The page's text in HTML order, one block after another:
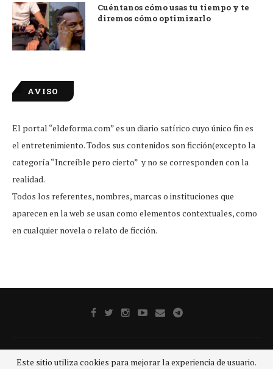
Cuéntanos cómo usas tu tiempo y te
diremos cómo optimizarlo
AVISO
El portal “eldeforma.com” es un diario satírico cuyo único fin es
el entretenimiento. Todos sus contenidos son ficción(excepto la
categoría “Increíble pero cierto” y no se corresponden con la
realidad.
Todos los referentes, nombres, marcas o instituciones que
aparecen en la web se usan como elementos contextuales, como
en cualquier novela o relato de ficción.
Este sitio utiliza cookies para mejorar la experiencia de usuario.